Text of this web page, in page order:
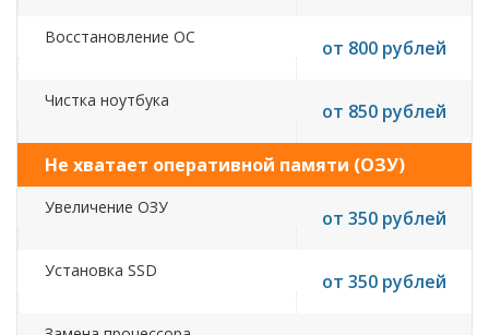
Восстановление ОС от 800 рублей
Чистка ноутбука от 850 рублей
Не хватает оперативной памяти (ОЗУ)
Увеличение ОЗУ от 350 рублей
Установка SSD от 350 рублей